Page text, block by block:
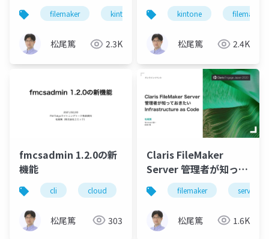
できるClaris
FileMaker
filemaker kintone
松尾篤 2.3K
用する方法
kintone filemaker
松尾篤 2.4K
fmcsadmin 1.2.0の新
機能
cli cloud filemaker server
松尾篤 303
Claris FileMaker
Server 管理者が知って
おきたい
Infrastructure as
Code
filemaker server
松尾篤 1.6K